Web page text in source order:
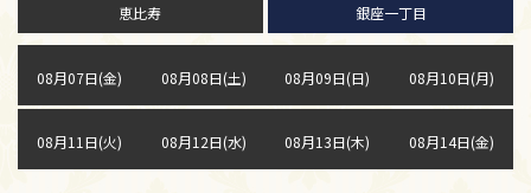
恵比寿 銀座一丁目
08月07日(金) 08月08日(土) 08月09日(日) 08月10日(月)
08月11日(火) 08月12日(水) 08月13日(木) 08月14日(金)